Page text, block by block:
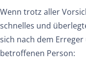
Wenn trotz aller
schnelles und
sich nach dem
betroffenen Person: